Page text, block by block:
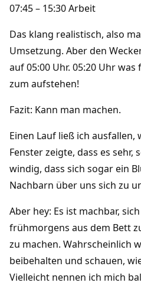
07:45 – 15:30 Arbeit
Das klang realistisch, also
Umsetzung. Aber den
auf 05:00 Uhr. 05:20 Uhr
zum aufstehen!
Fazit: Kann man machen.
Einen Lauf ließ ich ausfallen,
Fenster zeigte, dass es sehr,
windig, dass sich sogar ein
Nachbarn über uns sich zu
Aber hey: Es ist machbar,
frühmorgens aus dem Bett
zu machen. Wahrscheinlich
beibehalten und schauen,
Vielleicht nennen ich mich